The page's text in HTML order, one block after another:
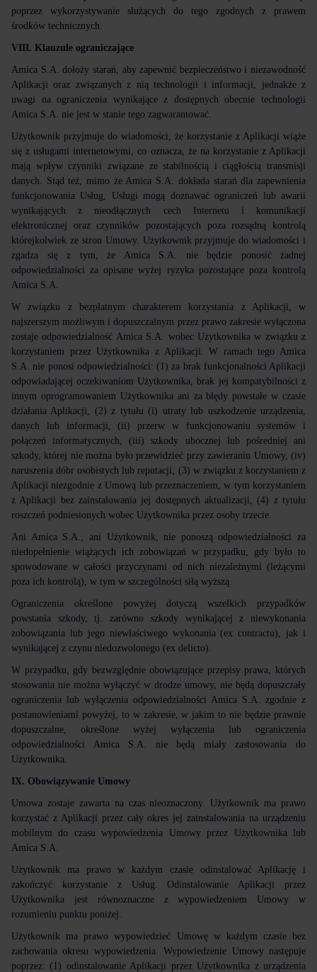
poprzez wykorzystywanie służących do tego zgodnych z prawem
środków technicznych.
VIII. Klauzule ograniczające
Amica S.A. dołoży starań, aby zapewnić bezpieczeństwo i niezawodność
Aplikacji oraz związanych z nią technologii i informacji, jednakże z
uwagi na ograniczenia wynikające z dostępnych obecnie technologii
Amica S.A. nie jest w stanie tego zagwarantować.
Użytkownik przyjmuje do wiadomości, że korzystanie z Aplikacji wiąże
się z usługami internetowymi, co oznacza, że na korzystanie z Aplikacji
mają wpływ czynniki związane ze stabilnością i ciągłością transmisji
danych. Stąd też, mimo że Amica S.A. dokłada starań dla zapewnienia
funkcjonowania Usług, Usługi mogą doznawać ograniczeń lub awarii
wynikających z nieodłącznych cech Internetu i komunikacji
elektronicznej oraz czynników pozostających poza rozsądną kontrolą
którejkolwiek ze stron Umowy. Użytkownik przyjmuje do wiadomości i
zgadza się z tym, że Amica S.A. nie będzie ponosić żadnej
odpowiedzialności za opisane wyżej ryzyka pozostające poza kontrolą
Amica S.A.
W związku z bezpłatnym charakterem korzystania z Aplikacji, w
najszerszym możliwym i dopuszczalnym przez prawo zakresie wyłączona
zostaje odpowiedzialność Amica S.A. wobec Użytkownika w związku z
korzystaniem przez Użytkownika z Aplikacji. W ramach tego Amica
S.A. nie ponosi odpowiedzialności: (1) za brak funkcjonalności Aplikacji
odpowiadającej oczekiwaniom Użytkownika, brak jej kompatybilności z
innym oprogramowaniem Użytkownika ani za błędy powstałe w czasie
działania Aplikacji, (2) z tytułu (i) utraty lub uszkodzenie urządzenia,
danych lub informacji, (ii) przerw w funkcjonowaniu systemów i
połączeń informatycznych, (iii) szkody ubocznej lub pośredniej ani
szkody, której nie można było przewidzieć przy zawieraniu Umowy, (iv)
naruszenia dóbr osobistych lub reputacji, (3) w związku z korzystaniem z
Aplikacji niezgodnie z Umową lub przeznaczeniem, w tym korzystaniem
z Aplikacji bez zainstalowania jej dostępnych aktualizacji, (4) z tytułu
roszczeń podniesionych wobec Użytkownika przez osoby trzecie.
Ani Amica S.A., ani Użytkownik, nie ponoszą odpowiedzialności za
niedopełnienie wiążących ich zobowiązań w przypadku, gdy było to
spowodowane w całości przyczynami od nich niezależnymi (leżącymi
poza ich kontrolą), w tym w szczególności siłą wyższą.
Ograniczenia określone powyżej dotyczą wszelkich przypadków
powstania szkody, tj. zarówno szkody wynikającej z niewykonania
zobowiązania lub jego niewłaściwego wykonania (ex contractu), jak i
wynikającej z czynu niedozwolonego (ex delicto).
W przypadku, gdy bezwzględnie obowiązujące przepisy prawa, których
stosowania nie można wyłączyć w drodze umowy, nie będą dopuszczały
ograniczenia lub wyłączenia odpowiedzialności Amica S.A. zgodnie z
postanowieniami powyżej, to w zakresie, w jakim to nie będzie prawnie
dopuszczalne, określone wyżej wyłączenia lub ograniczenia
odpowiedzialności Amica S.A. nie będą miały zastosowania do
Użytkownika.
IX. Obowiązywanie Umowy
Umowa zostaje zawarta na czas nieoznaczony. Użytkownik ma prawo
korzystać z Aplikacji przez cały okres jej zainstalowania na urządzeniu
mobilnym do czasu wypowiedzenia Umowy przez Użytkownika lub
Amica S.A.
Użytkownik ma prawo w każdym czasie odinstalować Aplikację i
zakończyć korzystanie z Usług. Odinstalowanie Aplikacji przez
Użytkownika jest równoznaczne z wypowiedzeniem Umowy w
rozumieniu punktu poniżej.
Użytkownik ma prawo wypowiedzieć Umowę w każdym czasie bez
zachowania okresu wypowiedzenia. Wypowiedzenie Umowy następuje
poprzez: (1) odinstalowanie Aplikacji przez Użytkownika z urządzenia